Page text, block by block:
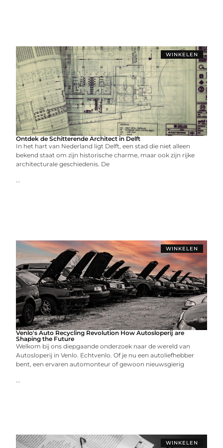
WINKELEN
Ontdek de Schitterende Architect in Delft
In het hart van Nederland ligt Delft, een stad die niet alleen
bekend staat om zijn historische charme, maar ook zijn rijke
architecturale geschiedenis. De
...
WINKELEN
Venlo's Auto Recycling Revolution How Autosloperij are
Shaping the Future
Welkom bij ons diepgaande onderzoek naar de wereld van
Autosloperij in Venlo. Echtvenlo. Of je nu een autoliefhebber
bent, een ervaren automonteur of gewoon nieuwsgierig
...
WINKELEN